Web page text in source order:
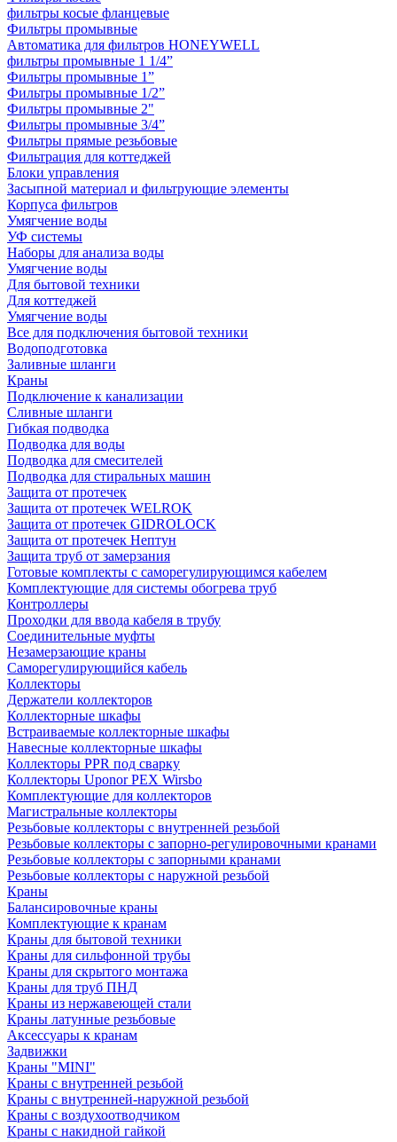
фильтры косые фланцевые
Фильтры промывные
Автоматика для фильтров HONEYWELL
фильтры промывные 1 1/4”
Фильтры промывные 1”
Фильтры промывные 1/2”
Фильтры промывные 2"
Фильтры промывные 3/4”
Фильтры прямые резьбовые
Фильтрация для коттеджей
Блоки управления
Засыпной материал и фильтрующие элементы
Корпуса фильтров
Умягчение воды
УФ системы
Наборы для анализа воды
Умягчение воды
Для бытовой техники
Для коттеджей
Умягчение воды
Все для подключения бытовой техники
Водоподготовка
Заливные шланги
Краны
Подключение к канализации
Сливные шланги
Гибкая подводка
Подводка для воды
Подводка для смесителей
Подводка для стиральных машин
Защита от протечек
Защита от протечек WELROK
Защита от протечек GIDROLOCK
Защита от протечек Нептун
Защита труб от замерзания
Готовые комплекты с саморегулирующимся кабелем
Комплектующие для системы обогрева труб
Контроллеры
Проходки для ввода кабеля в трубу
Соединительные муфты
Незамерзающие краны
Саморегулирующийся кабель
Коллекторы
Держатели коллекторов
Коллекторные шкафы
Встраиваемые коллекторные шкафы
Навесные коллекторные шкафы
Коллекторы PPR под сварку
Коллекторы Uponor PEX Wirsbo
Комплектующие для коллекторов
Магистральные коллекторы
Резьбовые коллекторы с внутренней резьбой
Резьбовые коллекторы с запорно-регулировочными кранами
Резьбовые коллекторы с запорными кранами
Резьбовые коллекторы с наружной резьбой
Краны
Балансировочные краны
Комплектующие к кранам
Краны для бытовой техники
Краны для сильфонной трубы
Краны для скрытого монтажа
Краны для труб ПНД
Краны из нержавеющей стали
Краны латунные резьбовые
Аксессуары к кранам
Задвижки
Краны "MINI"
Краны с внутренней резьбой
Краны с внутренней-наружной резьбой
Краны с воздухоотводчиком
Краны с накидной гайкой